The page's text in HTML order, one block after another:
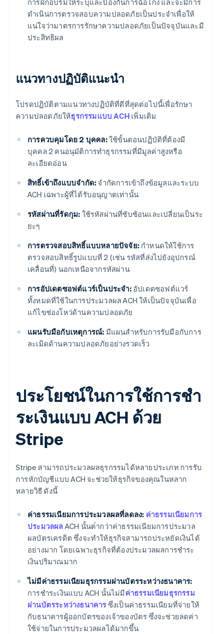
การฝึกอบรมให้ระบุและป้องกันการฉ้อโกง และจะมีการ
ดำเนินการตรวจสอบความปลอดภัยเป็นประจำเพื่อให้
แน่ใจว่ามาตรการรักษาความปลอดภัยเป็นปัจจุบันและมี
ประสิทธิผล
แนวทางปฏิบัติแนะนำ
โปรดปฏิบัติตามแนวทางปฏิบัติที่ดีที่สุดต่อไปนี้เพื่อรักษา
ความปลอดภัยให้ธุรกรรมแบบ ACH เพิ่มเติม
การควบคุมโดย 2 บุคคล:ใช้ขั้นตอนปฏิบัติที่ต้องมี
บุคคล 2 คนอนุมัติการทำธุรกรรมที่มีมูลค่าสูงหรือ
ละเอียดอ่อน
สิทธิ์เข้าถึงแบบจํากัด: จํากัดการเข้าถึงข้อมูลและระบบ
ACH เฉพาะผู้ที่ได้รับอนุญาตเท่านั้น
รหัสผ่านที่รัดกุม: ใช้รหัสผ่านที่ซับซ้อนและเปลี่ยนเป็นระ
ยะๆ
การตรวจสอบสิทธิ์แบบหลายปัจจัย: กำหนดให้ใช้การ
ตรวจสอบสิทธิ์รูปแบบที่ 2 (เช่น รหัสที่ส่งไปยังอุปกรณ์
เคลื่อนที่) นอกเหนือจากรหัสผ่าน
การอัปเดตซอฟต์แวร์เป็นประจํา:อัปเดตซอฟต์แวร์
ทั้งหมดที่ใช้ในการประมวลผล ACH ให้เป็นปัจจุบันเพื่อ
แก้ไขช่องโหว่ด้านความปลอดภัย
แผนรับมือกับเหตุการณ์: มีแผนสําหรับการรับมือกับการ
ละเมิดด้านความปลอดภัยอย่างรวดเร็ว
ประโยชน์ในการใช้การชํา
ระเงินแบบ ACH ด้วย
Stripe
Stripe สามารถประมวลผลธุรกรรมได้หลายประเภท การรับ
การหักบัญชีแบบ ACH จะช่วยให้ธุรกิจของคุณในหลาก
หลายวิธี ดังนี้
ค่าธรรมเนียมการประมวลผลที่ลดลง: ค่าธรรมเนียมการ
ประมวลผล ACH นั้นต่ํากว่าค่าธรรมเนียมการประมวล
ผลบัตรเครดิต ซึ่งจะทำให้ธุรกิจสามารถประหยัดเงินได้
อย่างมาก โดยเฉพาะธุรกิจที่ต้องประมวลผลการชำระ
เงินปริมาณมาก
ไม่มีค่าธรรมเนียมธุรกรรมผ่านบัตรระหว่างธนาคาร:
การชําระเงินแบบ ACH นั้นไม่มีค่าธรรมเนียมธุรกรรม
ผ่านบัตรระหว่างธนาคารซึ่งเป็นค่าธรรมเนียมที่จ่ายให้
กับธนาคารผู้ออกบัตรของเจ้าของบัตร ซึ่งจะช่วยลดค่า
ใช้จ่ายในการประมวลผลได้มากขึ้น